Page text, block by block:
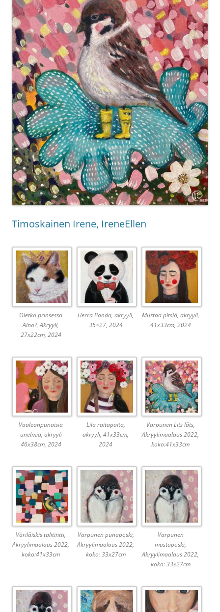
Timoskainen Irene, IreneEllen
Oletko prinsessa
Aino?, Akryyli,
27x22cm, 2024
Herra Panda, akryyli,
35×27, 2024
Mustaa pitsiä, akryyli,
41x33cm, 2024
Vaaleanpunaisia
unelmia, akryyli
46x38cm, 2024
Lila raitapaita,
akryyli, 41x33cm,
2024
Varpunen Lits läts,
Akryylimaalaus 2022,
koko:41x33cm
Väriläiskis talitintti,
Akryylimaalaus 2022,
koko:41x33cm
Varpunen punaposki,
Akryylimaalaus 2022,
koko: 33x27cm
Varpunen
mustaposki,
Akryylimaalaus 2022,
koko: 33x27cm